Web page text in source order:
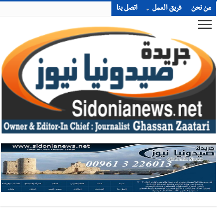
من نحن فريق العمل اتصل بنا
أخبار صيدا المهندس محمد السعودي يستقبل المختارين بعاصيري